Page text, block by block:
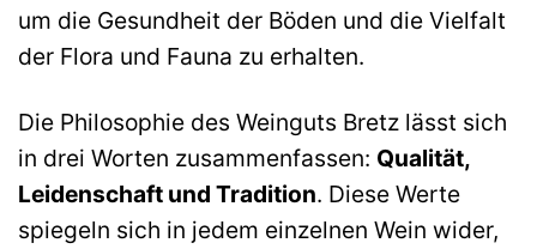
um die Gesundheit der Böden und die Vielfalt
der Flora und Fauna zu erhalten.
Die Philosophie des Weinguts Bretz lässt sich
in drei Worten zusammenfassen: Qualität,
Leidenschaft und Tradition. Diese Werte
spiegeln sich in jedem einzelnen Wein wider,